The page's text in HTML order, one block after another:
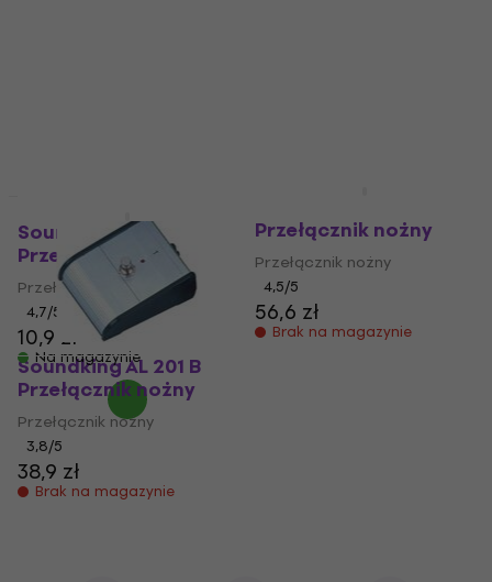
Soundking AL 103
Przełącznik nożny
Przełącznik nożny
4,7/5
10,9 zł
Na magazynie
Przełącznik nożny
Przełącznik nożny
4,5/5
56,6 zł
Brak na magazynie
Soundking AL 201 B
Przełącznik nożny
Przełącznik nożny
3,8/5
38,9 zł
Brak na magazynie